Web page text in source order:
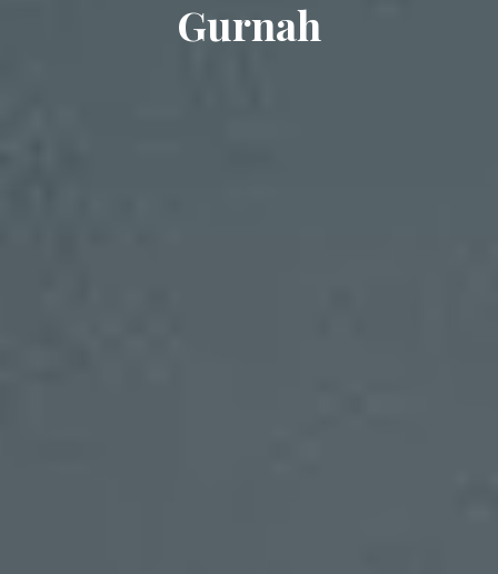
Gurnah